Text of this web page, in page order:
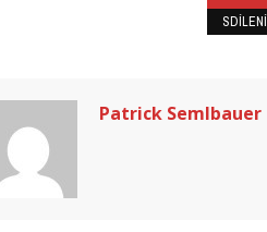
SDÍLENÍ
Patrick Semlbauer